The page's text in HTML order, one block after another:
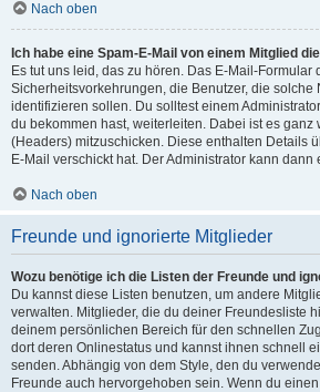
Nach oben
Ich habe eine Spam-E-Mail von einem Mitglied
Es tut uns leid, das zu hören. Das E-Mail-Formular
Sicherheitsvorkehrungen, die Benutzer, die solche
identifizieren sollen. Du solltest einem
du bekommen hast, weiterleiten. Dabei ist es ganz
(Headers) mitzuschicken. Diese enthalten Details
E-Mail verschickt hat. Der Administrator kann
Nach oben
Freunde und ignorierte Mitglieder
Wozu benötige ich die Listen der Freunde und
Du kannst diese Listen benutzen, um andere
verwalten. Mitglieder, die du deiner Freundesliste
deinem persönlichen Bereich für den schnellen
dort deren Onlinestatus und kannst ihnen schnell
senden. Abhängig von dem Style, den du
Freunde auch hervorgehoben sein. Wenn du